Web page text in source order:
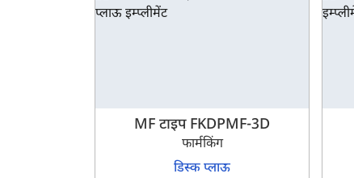
MF टाइप FKDPMF-3D
फार्मकिंग
डिस्क प्लाऊ